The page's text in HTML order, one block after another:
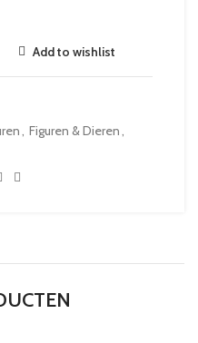
Add to wishlist
Figuren & Dieren